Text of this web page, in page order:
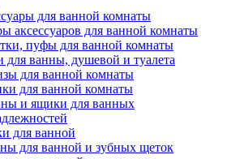
для ванной комнаты
аксессуаров для ванной комнаты
пуфы для ванной комнаты
для ванны, душевой и туалета
для ванной комнаты
для ванной комнаты
и ящики для ванных
для ванной
для ванной и зубных щеток